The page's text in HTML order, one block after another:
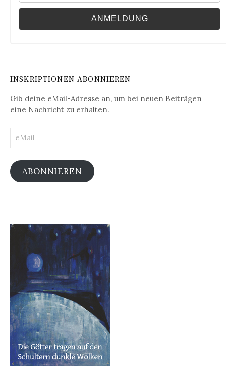
INSKRIPTIONEN ABONNIEREN
Gib deine eMail-Adresse an, um bei neuen Beiträgen
eine Nachricht zu erhalten.
ABONNIEREN